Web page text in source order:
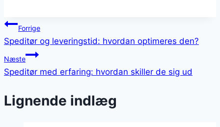
Indlægsnavigation
Forrige
Speditør og leveringstid: hvordan optimeres den?
Næste
Speditør med erfaring: hvordan skiller de sig ud
Lignende indlæg